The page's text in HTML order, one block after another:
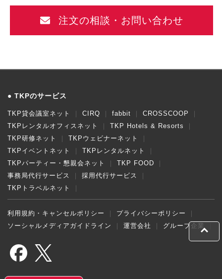
注文の相談・お問い合わせ
TKPのサービス
TKP貸会議室ネット CIRQ fabbit
CROSSCOOP
TKPレンタルオフィスネット
TKP Hotels & Resorts
TKP研修ネット
TKPウェビナーネット
TKPイベントネット
TKPレンタルネット
TKPパーティー・懇親会ネット
TKP FOOD
事務局代行サービス
採用代行サービス
TKPトラベルネット
利用規約・キャンセルポリシー
プライバシーポリシー
ソーシャルメディアガイドライン
運営会社 グループ企業